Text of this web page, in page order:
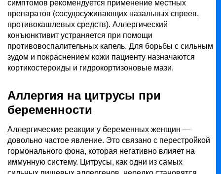
симптомов рекомендуется применение местных
препаратов (сосудосуживающих назальных спреев,
противокашлевых средств). Аллергический
конъюнктивит устраняется при помощи
противовоспалительных капель. Для борьбы с сильным
зудом и покраснением кожи пациенту назначаются
кортикостероиды и гидрокортизоновые мази.
Аллергия на цитрусы при
беременности
Аллергические реакции у беременных женщин —
довольно частое явление. Это связано с перестройкой
гормонального фона, которая негативно влияет на
иммунную систему. Цитрусы, как одни из самых